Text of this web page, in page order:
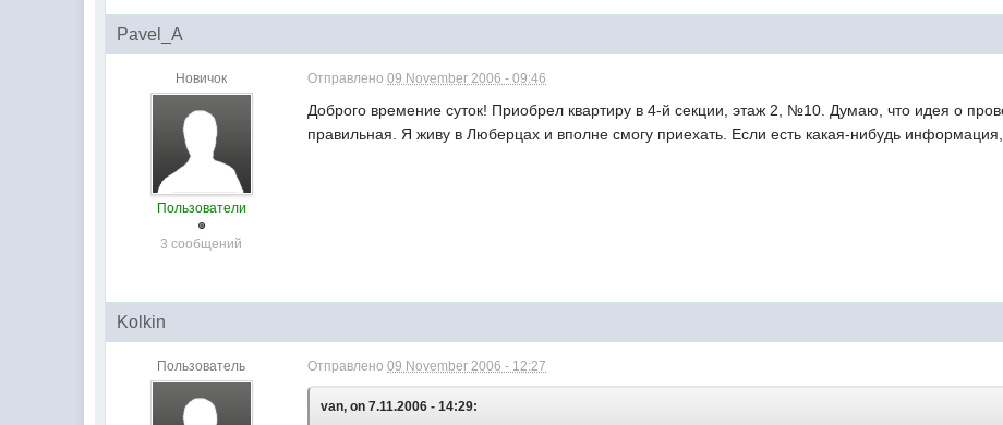
Pavel_A
Новичок
Пользователи
3 сообщений
Отправлено09 November 2006 - 09:46
Доброго времение суток! Приобрел квартиру в 4-й секции, этаж 2, №10. Думаю, что идея о
правильная. Я живу в Люберцах и вполне смогу приехать. Если есть какая-нибудь
Kolkin
Пользователь Отправлено09 November 2006 - 12:27
van, on 7.11.2006 - 14:29: